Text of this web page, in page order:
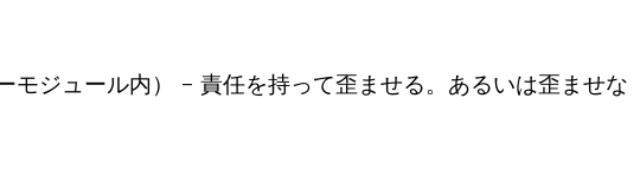
モジュール内） - 責任を持って歪ませる。あるいは歪ませな